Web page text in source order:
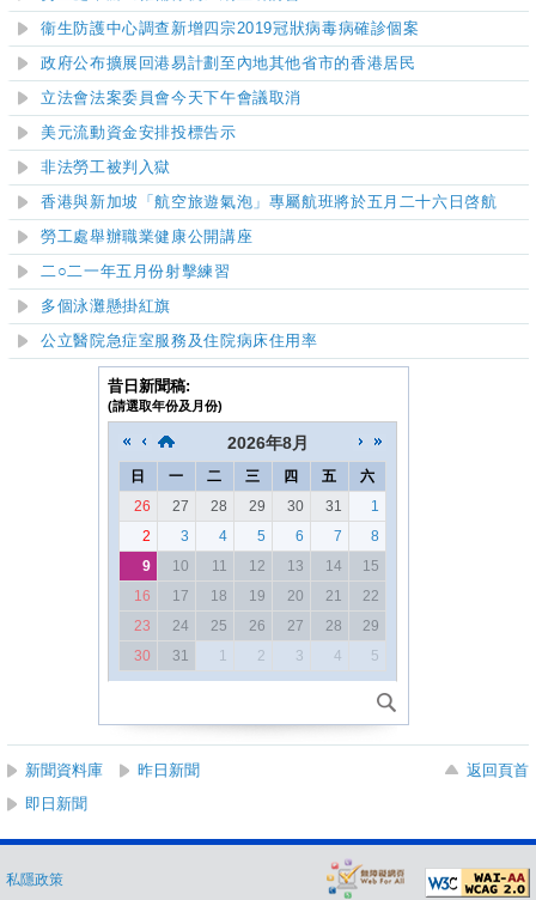
衞生防護中心調查新增四宗2019冠狀病毒病確診個案
政府公布擴展回港易計劃至內地其他省市的香港居民
立法會法案委員會今天下午會議取消
美元流動資金安排投標告示
非法勞工被判入獄
香港與新加坡「航空旅遊氣泡」專屬航班將於五月二十六日啓航
勞工處舉辦職業健康公開講座
二○二一年五月份射擊練習
多個泳灘懸掛紅旗
公立醫院急症室服務及住院病床住用率
昔日新聞稿:
(請選取年份及月份)
2026年8月
日 一 二 三 四 五
六
26
27 28 29 30 31
1
2
3 4 5 6 7
8
9
10 11 12 13 14
15
16
17 18 19 20 21
22
23
24 25 26 27 28
29
30
31 1 2 3 4 5
新聞資料庫 昨日新聞
返回頁首
即日新聞
私隱政策